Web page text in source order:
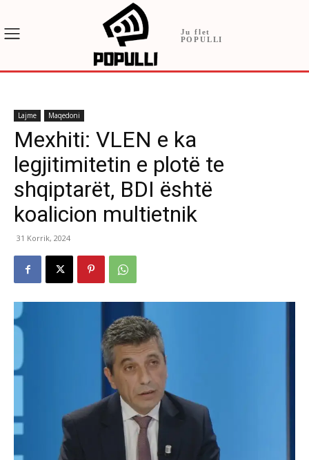
Ju flet
POPULLI
Lajme Maqedoni
Mexhiti: VLEN e ka
legjitimitetin e plotë te
shqiptarët, BDI është
koalicion multietnik
31 Korrik, 2024